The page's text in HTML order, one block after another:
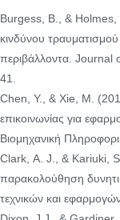
Burgess, Β., & Holmes,
κινδύνου
περιβάλλοντα.
41.
Chen, Υ., & Xie, Μ.
επικοινωνίας για
Βιομηχανική
Clark, Α. J., & Kariuki,
παρακολούθηση
τεχνικών και